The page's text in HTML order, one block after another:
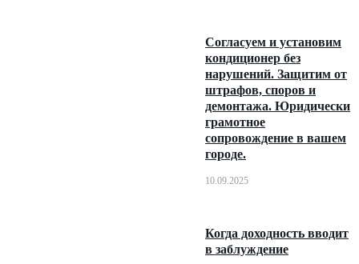
Согласуем и установим
кондиционер без
нарушений. Защитим от
штрафов, споров и
демонтажа. Юридически
грамотное
сопровождение в вашем
городе.
10.09.2025
Когда доходность вводит
в заблуждение